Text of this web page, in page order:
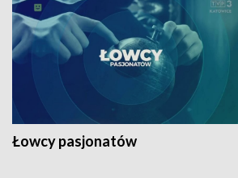
Łowcy pasjonatów